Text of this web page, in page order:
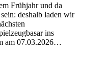
Frühjahr und da
deshalb laden wir
ins
am 07.03.2026…